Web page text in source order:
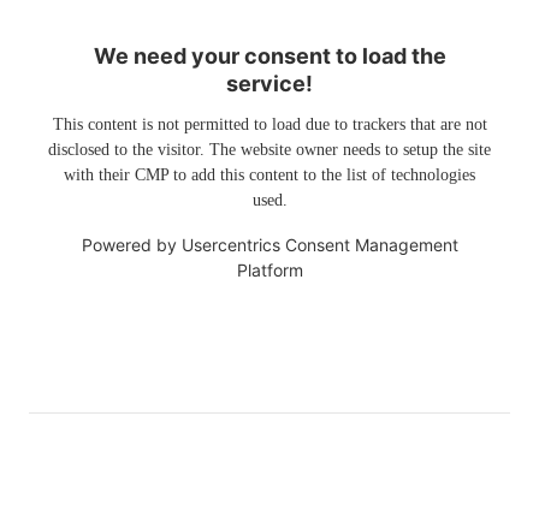
We need your consent to load the
service!
This content is not permitted to load due to trackers that are not
disclosed to the visitor. The website owner needs to setup the site
with their CMP to add this content to the list of technologies
used.
Powered by Usercentrics Consent Management
Platform